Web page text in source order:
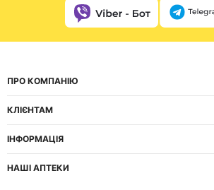
ПРО КОМПАНІЮ
КЛІЄНТАМ
ІНФОРМАЦІЯ
НАШІ АПТЕКИ